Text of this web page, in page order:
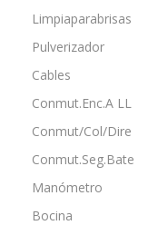
Limpiaparabrisas
Pulverizador
Cables
Conmut.Enc.A LL
Conmut/Col/Dire
Conmut.Seg.Bate
Manómetro
Bocina